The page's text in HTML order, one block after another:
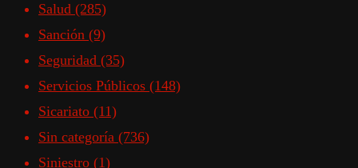
Salud (285)
Sanción (9)
Seguridad (35)
Servicios Públicos (148)
Sicariato (11)
Sin categoría (736)
Siniestro (1)